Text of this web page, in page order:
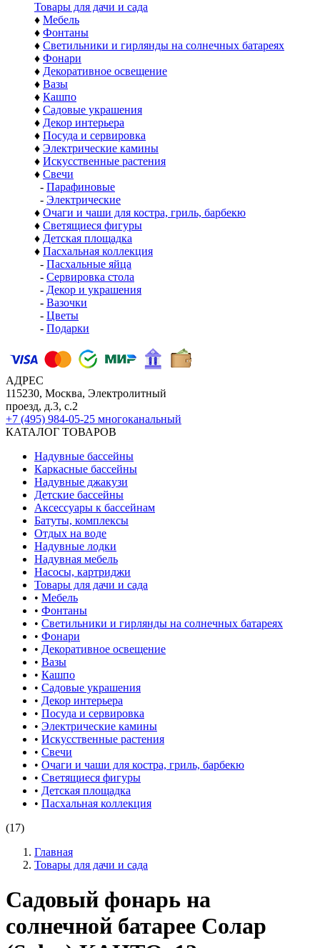
Товары для дачи и сада
♦ Мебель
♦ Фонтаны
♦ Светильники и гирлянды на солнечных батареях
♦ Фонари
♦ Декоративное освещение
♦ Вазы
♦ Кашпо
♦ Садовые украшения
♦ Декор интерьера
♦ Посуда и сервировка
♦ Электрические камины
♦ Искусственные растения
♦ Свечи
- Парафиновые
- Электрические
♦ Очаги и чаши для костра, гриль, барбекю
♦ Светящиеся фигуры
♦ Детская площадка
♦ Пасхальная коллекция
- Пасхальные яйца
- Сервировка стола
- Декор и украшения
- Вазочки
- Цветы
- Подарки
АДРЕС
115230, Москва, Электролитный
проезд, д.3, с.2
+7 (495) 984-05-25 многоканальный
КАТАЛОГ ТОВАРОВ
Надувные бассейны
Каркасные бассейны
Надувные джакузи
Детские бассейны
Аксессуары к бассейнам
Батуты, комплексы
Отдых на воде
Надувные лодки
Надувная мебель
Насосы, картриджи
Товары для дачи и сада
• Мебель
• Фонтаны
• Светильники и гирлянды на солнечных батареях
• Фонари
• Декоративное освещение
• Вазы
• Кашпо
• Садовые украшения
• Декор интерьера
• Посуда и сервировка
• Электрические камины
• Искусственные растения
• Свечи
• Очаги и чаши для костра, гриль, барбекю
• Светящиеся фигуры
• Детская площадка
• Пасхальная коллекция
(17)
Главная
Товары для дачи и сада
Садовый фонарь на
солнечной батарее Солар